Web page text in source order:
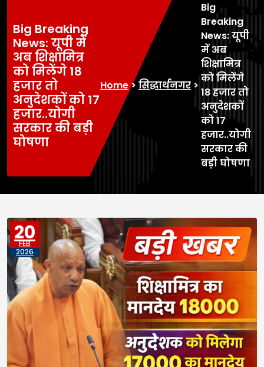
Big Breaking
News: यूपी में
अब शिक्षामित्र
को मिलेंगे 18
हजार तो
अनुदेशकों को 17
हजार..योगी
सरकार की बड़ी
घोषणा
Home> सिद्धार्थनगर >
Big
Breaking
News: यूपी
में अब
शिक्षामित्र
को मिलेंगे
18 हजार तो
अनुदेशकों
को 17
हजार..योगी
सरकार की
बड़ी घोषणा
20
FEB
2026